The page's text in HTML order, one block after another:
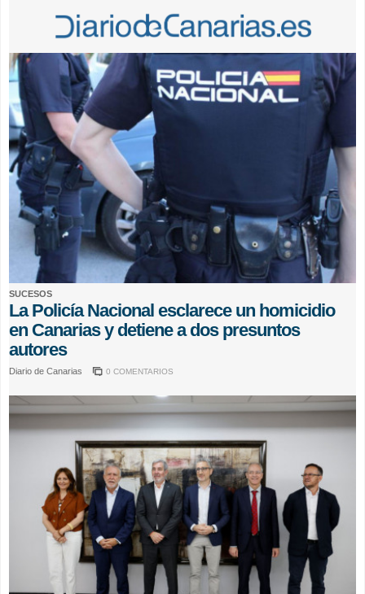
SUCESOS
La Policía Nacional esclarece un homicidio
en Canarias y detiene a dos presuntos
autores
Diario de Canarias 0 COMENTARIOS